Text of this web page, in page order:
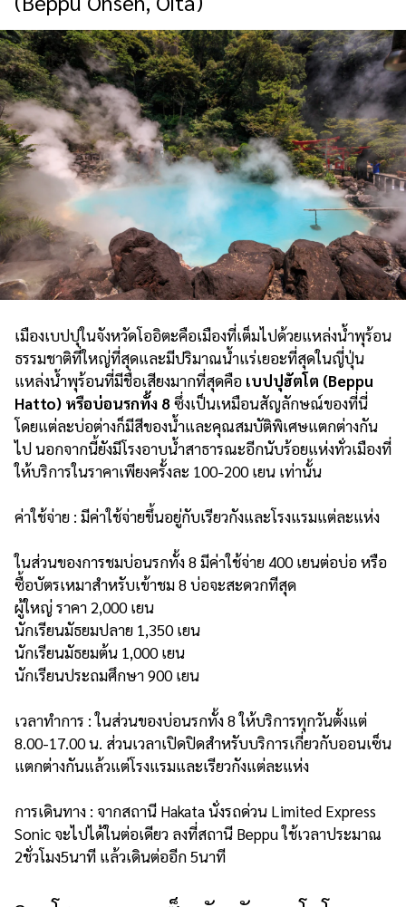
เมืองเบปปุในจังหวัดโออิตะคือเมืองที่เต็มไปด้วยแหล่งน้ำพุร้อน
ธรรมชาติที่ใหญ่ที่สุดและมีปริมาณน้ำแร่เยอะที่สุดในญี่ปุ่น
แหล่งน้ำพุร้อนที่มีชื่อเสียงมากที่สุดคือ เบปปุฮัตโต (Beppu
Hatto) หรือบ่อนรกทั้ง 8ซึ่งเป็นเหมือนสัญลักษณ์ของที่นี่
โดยแต่ละบ่อต่างก็มีสีของน้ำและคุณสมบัติพิเศษแตกต่างกัน
ไป นอกจากนี้ยังมีโรงอาบน้ำสาธารณะอีกนับร้อยแห่งทั่วเมืองที่
ให้บริการในราคาเพียงครั้งละ 100-200 เยน เท่านั้น
ค่าใช้จ่าย : มีค่าใช้จ่ายขึ้นอยู่กับเรียวกังและโรงแรมแต่ละแห่ง
ในส่วนของการชมบ่อนรกทั้ง 8 มีค่าใช้จ่าย 400 เยนต่อบ่อ หรือ
ซื้อบัตรเหมาสำหรับเข้าชม 8 บ่อจะสะดวกทีสุด
ผู้ใหญ่ ราคา 2,000 เยน
นักเรียนมัธยมปลาย 1,350 เยน
นักเรียนมัธยมต้น 1,000 เยน
นักเรียนประถมศึกษา 900 เยน
เวลาทำการ : ในส่วนของบ่อนรกทั้ง 8 ให้บริการทุกวันตั้งแต่
8.00-17.00 น. ส่วนเวลาเปิดปิดสำหรับบริการเกี่ยวกับออนเซ็น
แตกต่างกันแล้วแต่โรงแรมและเรียวกังแต่ละแห่ง
การเดินทาง : จากสถานี Hakata นั่งรถด่วน Limited Express
Sonic จะไปได้ในต่อเดียว ลงที่สถานี Beppu ใช้เวลาประมาณ
2ชั่วโมง5นาที แล้วเดินต่ออีก 5นาที